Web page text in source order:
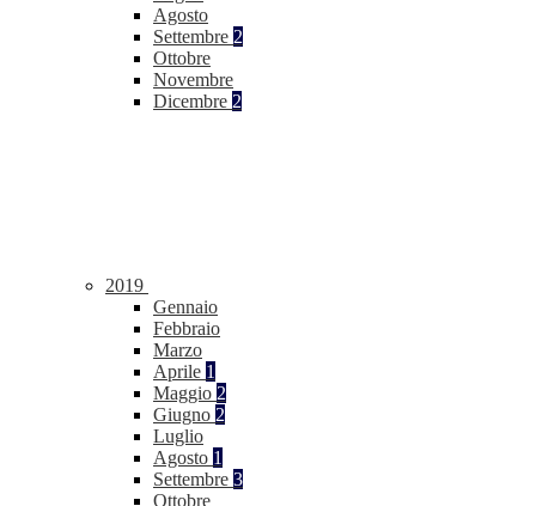
Agosto
Settembre 2
Ottobre
Novembre
Dicembre 2
2019
Gennaio
Febbraio
Marzo
Aprile 1
Maggio 2
Giugno 2
Luglio
Agosto 1
Settembre 3
Ottobre